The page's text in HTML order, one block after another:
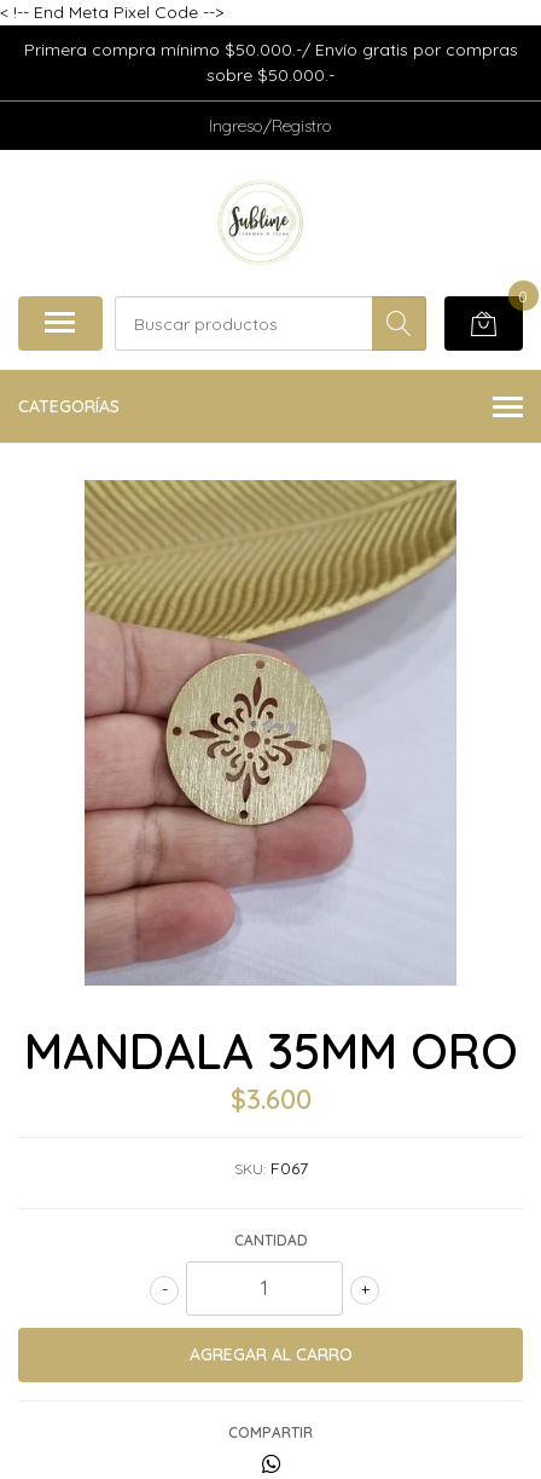
< !-- End Meta Pixel Code -->
Primera compra mínimo $50.000.-/ Envío gratis por compras
sobre $50.000.-
Ingreso/Registro
0
CATEGORÍAS
MANDALA 35MM ORO
$3.600
SKU: F067
CANTIDAD
+
-
COMPARTIR